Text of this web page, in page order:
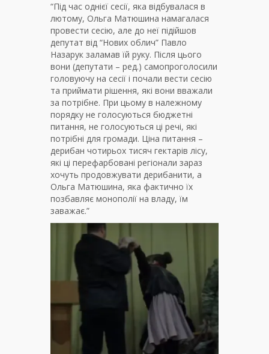
“Під час однієї сесії, яка відбувалася в
лютому, Ольга Матюшина намагалася
провести сесію, але до неї підійшов
депутат від “Нових облич” Павло
Назарук заламав їй руку. Після цього
вони (депутати – ред.) самопроголосили
головуючу на сесії і почали вести сесію
та приймати рішення, які вони вважали
за потрібне. При цьому в належному
порядку не голосуються бюджетні
питання, не голосуються ці речі, які
потрібні для громади. Ціна питання –
дерибан чотирьох тисяч гектарів лісу,
які ці перефарбовані регіонали зараз
хочуть продовжувати дерибанити, а
Ольга Матюшина, яка фактично їх
позбавляє монополії на владу, їм
заважає.”